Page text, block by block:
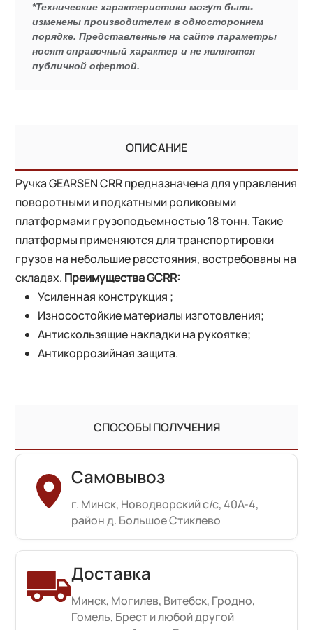
*Технические характеристики могут быть
изменены производителем в одностороннем
порядке. Представленные на сайте параметры
носят справочный характер и не являются
публичной офертой.
ОПИСАНИЕ
Ручка GEARSEN CRR предназначена для управления
поворотными и подкатными роликовыми
платформами грузоподъемностью 18 тонн. Такие
платформы применяются для транспортировки
грузов на небольшие расстояния, востребованы на
складах. Преимущества GCRR:
Усиленная конструкция ;
Износостойкие материалы изготовления;
Антискользящие накладки на рукоятке;
Антикоррозийная защита.
СПОСОБЫ ПОЛУЧЕНИЯ
Самовывоз
г. Минск, Новодворский с/с, 40А-4,
район д. Большое Стиклево
Доставка
Минск, Могилев, Витебск, Гродно,
Гомель, Брест и любой другой